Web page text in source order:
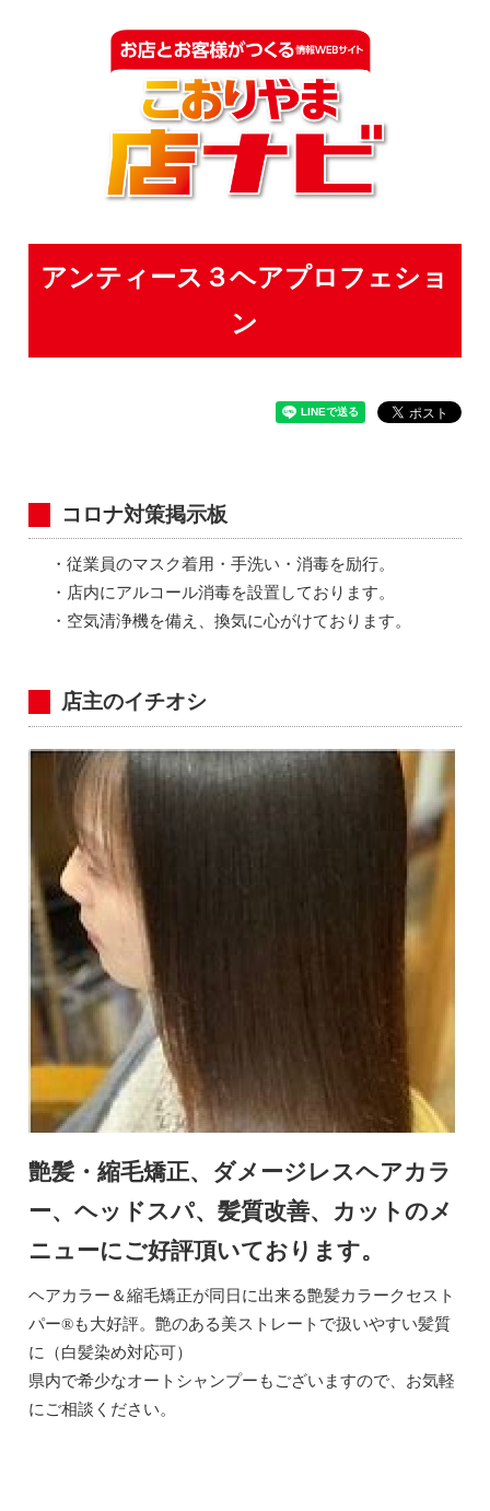
アンティース３ヘアプロフェショ
ン
コロナ対策掲示板
・従業員のマスク着用・手洗い・消毒を励行。
・店内にアルコール消毒を設置しております。
・空気清浄機を備え、換気に心がけております。
店主のイチオシ
艶髪・縮毛矯正、ダメージレスヘアカラ
ー、ヘッドスパ、髪質改善、カットのメ
ニューにご好評頂いております。
ヘアカラー＆縮毛矯正が同日に出来る艶髪カラークセスト
パー®も大好評。艶のある美ストレートで扱いやすい髪質
に（白髪染め対応可）
県内で希少なオートシャンプーもございますので、お気軽
にご相談ください。